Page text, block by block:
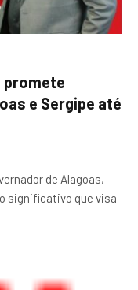
promete
e Sergipe até
de Alagoas,
significativo que visa